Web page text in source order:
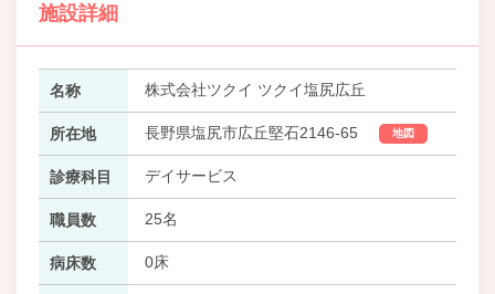
施設詳細
名称 株式会社ツクイ ツクイ塩尻広丘
所在地 長野県塩尻市広丘堅石2146-65 地図
診療科目 デイサービス
職員数 25名
病床数 0床